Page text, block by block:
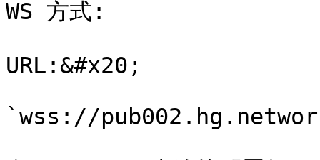
WS 方式:
URL:&#x20;
`wss://